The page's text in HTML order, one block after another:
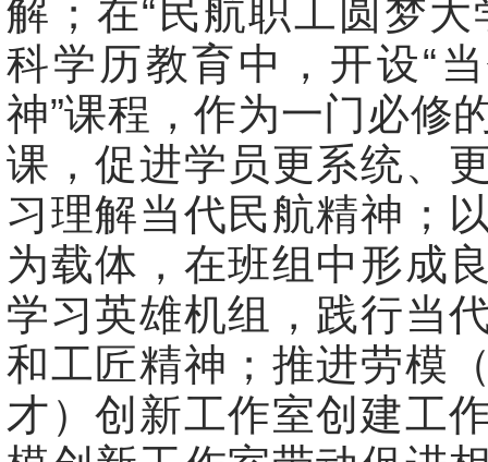
解；在“民航职工圆梦大
科学历教育中，开设“
神”课程，作为一门必修
课，促进学员更系统、
习理解当代民航精神；
为载体，在班组中形成
学习英雄机组，践行当
和工匠精神；推进劳模
才）创新工作室创建工